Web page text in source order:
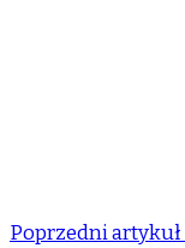
Poprzedni artykuł